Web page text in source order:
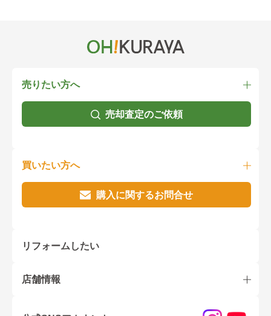
売りたい方へ
売却査定のご依頼
買いたい方へ
購入に関するお問合せ
リフォームしたい
店舗情報